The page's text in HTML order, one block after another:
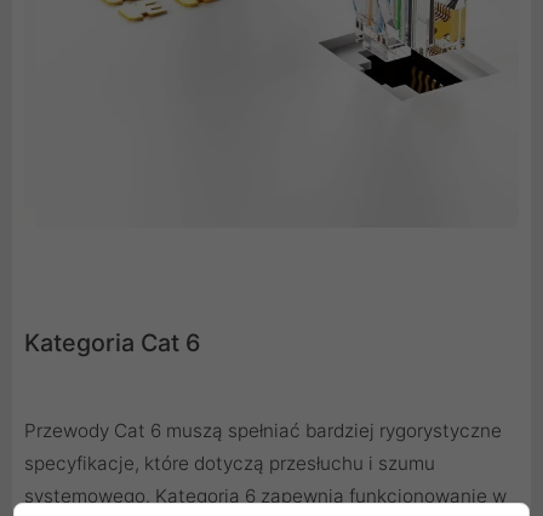
Kategoria Cat 6
Przewody Cat 6 muszą spełniać bardziej rygorystyczne
specyfikacje, które dotyczą przesłuchu i szumu
systemowego. Kategoria 6 zapewnia funkcjonowanie w